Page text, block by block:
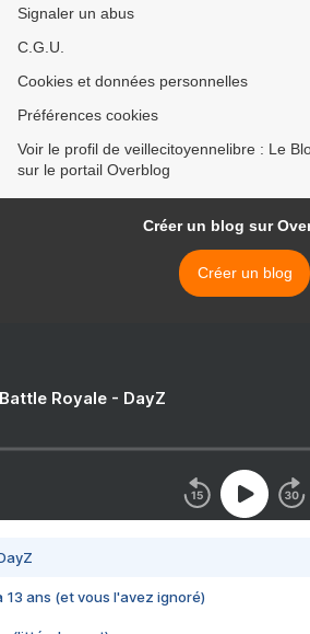
Signaler un abus
C.G.U.
Cookies et données personnelles
Préférences cookies
Voir le profil de veillecitoyennelibre : Le
sur le portail Overblog
Créer un blog sur
Créer un blog
Royale - DayZ
13 ans (et vous l'avez ignoré)